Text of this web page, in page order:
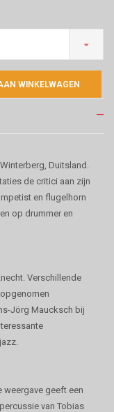
WINKELWAGEN
Duitsland.
de critici aan zijn
en flugelhorn
op drummer en
Verschillende
Jörg Maucksch bij
weergave geeft een
van Tobias